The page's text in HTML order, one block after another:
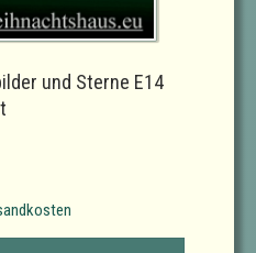
und Sterne E14